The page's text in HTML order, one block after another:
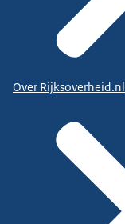
Over Rijksoverheid.nl